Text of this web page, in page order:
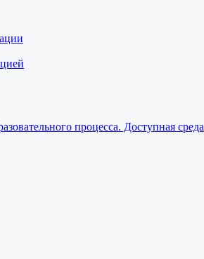
процесса. Доступная среда